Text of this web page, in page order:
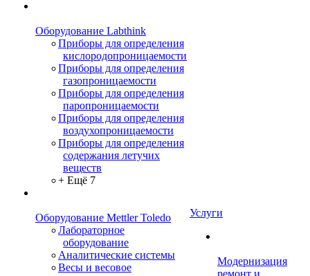
Оборудование Labthink
Приборы для определения
кислородопроницаемости
Приборы для определения
газопроницаемости
Приборы для определения
паропроницаемости
Приборы для определения
воздухопроницаемости
Приборы для определения
содержания летучих
веществ
+ Ещё 7
Оборудование Mettler Toledo
Лабораторное
оборудование
Аналитические системы
Весы и весовое
Услуги
Модернизация
ремонт и